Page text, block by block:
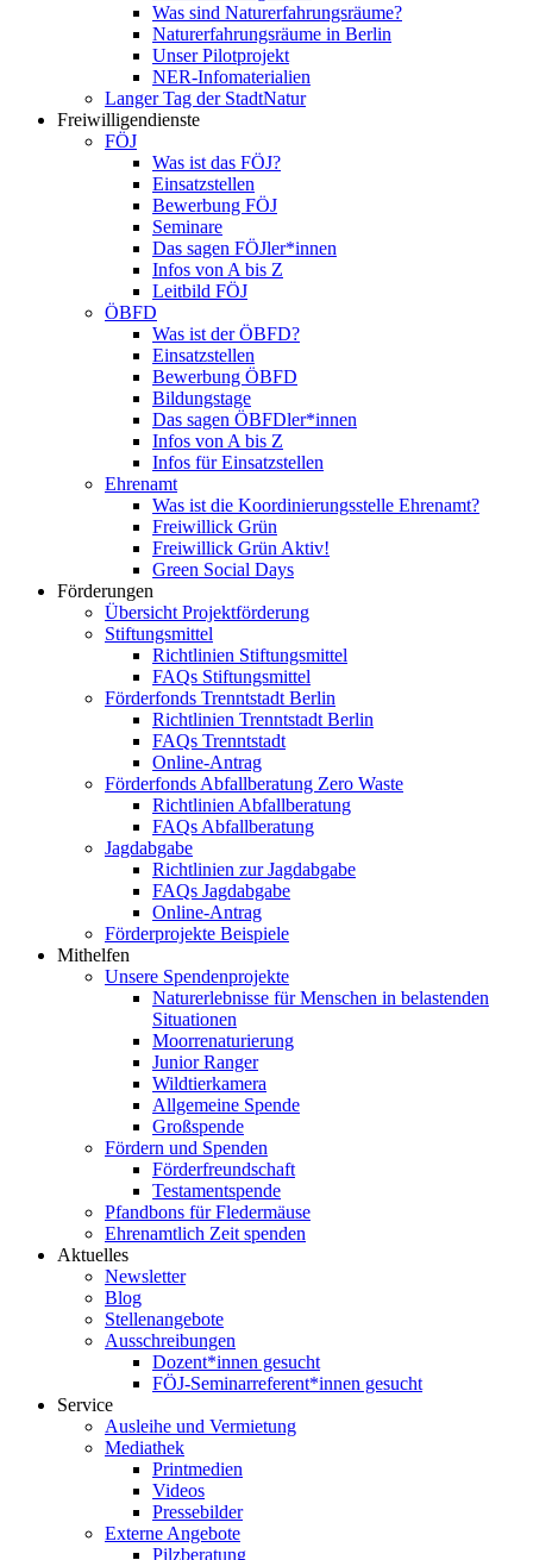
Was sind Naturerfahrungsräume?
Naturerfahrungsräume in Berlin
Unser Pilotprojekt
NER-Infomaterialien
Langer Tag der StadtNatur
Freiwilligendienste
FÖJ
Was ist das FÖJ?
Einsatzstellen
Bewerbung FÖJ
Seminare
Das sagen FÖJler*innen
Infos von A bis Z
Leitbild FÖJ
ÖBFD
Was ist der ÖBFD?
Einsatzstellen
Bewerbung ÖBFD
Bildungstage
Das sagen ÖBFDler*innen
Infos von A bis Z
Infos für Einsatzstellen
Ehrenamt
Was ist die Koordinierungsstelle Ehrenamt?
Freiwillick Grün
Freiwillick Grün Aktiv!
Green Social Days
Förderungen
Übersicht Projektförderung
Stiftungsmittel
Richtlinien Stiftungsmittel
FAQs Stiftungsmittel
Förderfonds Trenntstadt Berlin
Richtlinien Trenntstadt Berlin
FAQs Trenntstadt
Online-Antrag
Förderfonds Abfallberatung Zero Waste
Richtlinien Abfallberatung
FAQs Abfallberatung
Jagdabgabe
Richtlinien zur Jagdabgabe
FAQs Jagdabgabe
Online-Antrag
Förderprojekte Beispiele
Mithelfen
Unsere Spendenprojekte
Naturerlebnisse für Menschen in belastenden
Situationen
Moorrenaturierung
Junior Ranger
Wildtierkamera
Allgemeine Spende
Großspende
Fördern und Spenden
Förderfreundschaft
Testamentspende
Pfandbons für Fledermäuse
Ehrenamtlich Zeit spenden
Aktuelles
Newsletter
Blog
Stellenangebote
Ausschreibungen
Dozent*innen gesucht
FÖJ-Seminarreferent*innen gesucht
Service
Ausleihe und Vermietung
Mediathek
Printmedien
Videos
Pressebilder
Externe Angebote
Pilzberatung